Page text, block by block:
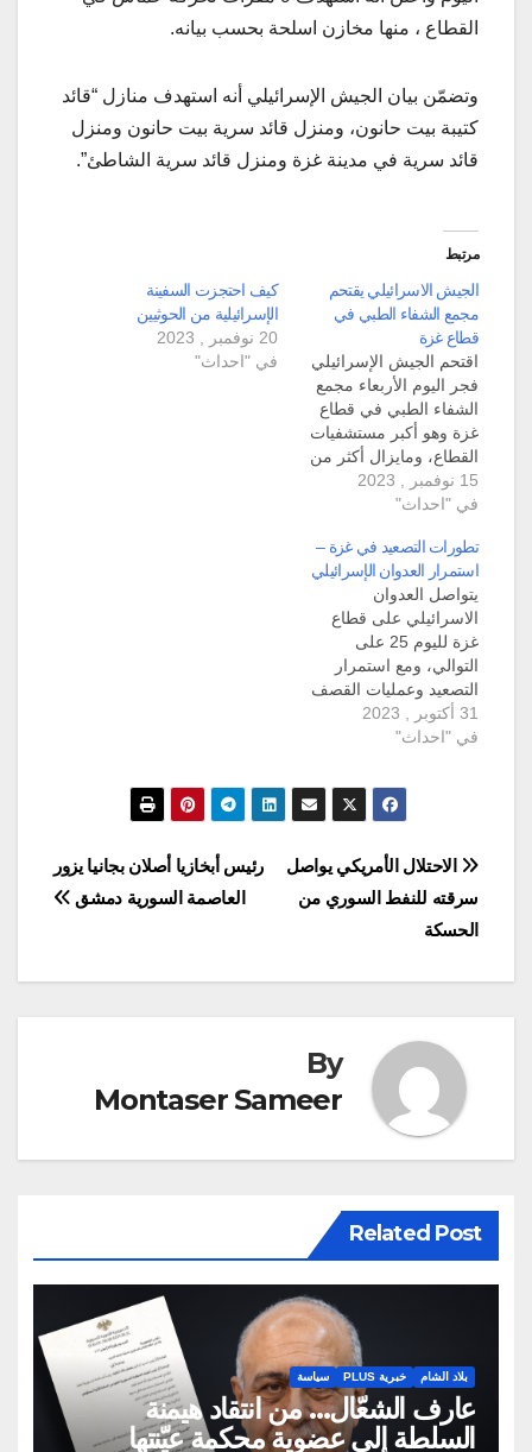
القطاع ، منها مخازن اسلحة بحسب بيانه.
وتضمّن بيان الجيش الإسرائيلي أنه استهدف منازل “قائد
كتيبة بيت حانون، ومنزل قائد سرية بيت حانون ومنزل
قائد سرية في مدينة غزة ومنزل قائد سرية الشاطئ”.
مرتبط
الجيش الاسرائيلي يقتحم
مجمع الشفاء الطبي في
قطاع غزة
اقتحم الجيش الإسرائيلي
فجر اليوم الأربعاء مجمع
الشفاء الطبي في قطاع
غزة وهو أكبر مستشفيات
القطاع، ومايزال أكثر من
ألفي شخص عالقين، في
محيط المنشأة التي تتهم
باستخدامه لأغراض
عسكرية، الأمر الذي تنفيه
الحركة. وبحسب رويترز
أكد مسؤولون فلسطينيون
وإسرائيليون اليوم فجرا
اقتحام المستشفى الواقع
في مدينة…
15 نوفمبر , 2023
في "احداث"
كيف احتجزت السفينة
الإسرائيلية من الحوثيين
20 نوفمبر , 2023
في "احداث"
تطورات التصعيد في غزة –
استمرار العدوان الإسرائيلي
يتواصل العدوان
الاسرائيلي على قطاع
غزة لليوم 25 على
التوالي، ومع استمرار
التصعيد وعمليات القصف
المكثف على قطاع غزة،
أعلنت القوات الاسرائيلية
حماس في غارة جوية،
فيما أعلنت حماس
القصف الاسرائيلي وألقت
القوات الإسرائيلية قنابل
فوسفورية على أطراف
بلدتي راميا وعيتا الشعب
31 أكتوبر , 2023
في "احداث"
تصفّح
المقالات
رئيس أبخازيا أصلان بجانيا يزور
العاصمة السورية دمشق
الاحتلال الأمريكي يواصل
سرقته للنفط السوري من
الحسكة
By
Montaser Sameer
Related Post
بلاد الشام خبرية PLUS سياسة
عارف الشعّال… من انتقاد هيمنة
السلطة إلى عضوية محكمة عيّنتها